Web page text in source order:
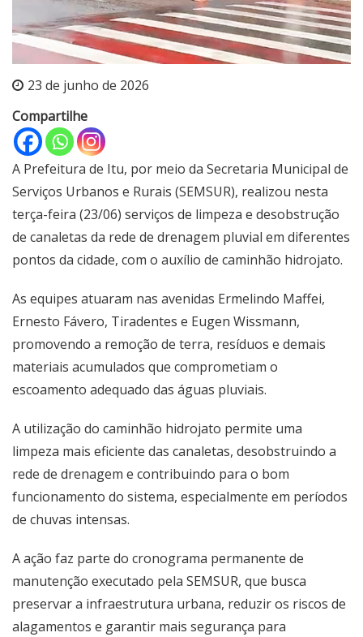
23 de junho de 2026
Compartilhe
A Prefeitura de Itu, por meio da Secretaria Municipal de
Serviços Urbanos e Rurais (SEMSUR), realizou nesta
terça-feira (23/06) serviços de limpeza e desobstrução
de canaletas da rede de drenagem pluvial em diferentes
pontos da cidade, com o auxílio de caminhão hidrojato.
As equipes atuaram nas avenidas Ermelindo Maffei,
Ernesto Fávero, Tiradentes e Eugen Wissmann,
promovendo a remoção de terra, resíduos e demais
materiais acumulados que comprometiam o
escoamento adequado das águas pluviais.
A utilização do caminhão hidrojato permite uma
limpeza mais eficiente das canaletas, desobstruindo a
rede de drenagem e contribuindo para o bom
funcionamento do sistema, especialmente em períodos
de chuvas intensas.
A ação faz parte do cronograma permanente de
manutenção executado pela SEMSUR, que busca
preservar a infraestrutura urbana, reduzir os riscos de
alagamentos e garantir mais segurança para